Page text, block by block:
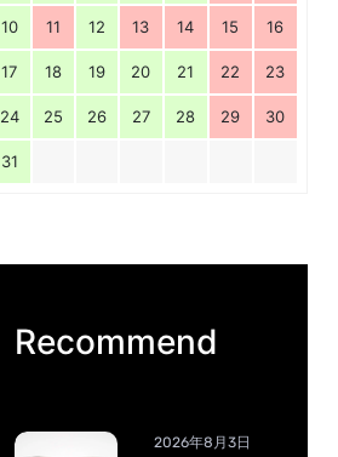
10 11 12 13 14 15 16
17 18 19 20 21 22 23
24 25 26 27 28 29 30
31
Recommend
2026年8月3日